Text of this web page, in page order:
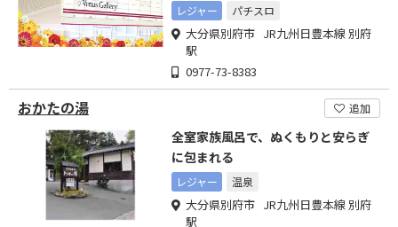
レジャー パチスロ
大分県別府市 JR九州日豊本線 別府
駅
0977-73-8383
おかたの湯 追加
全室家族風呂で、ぬくもりと安らぎ
に包まれる
レジャー 温泉
大分県別府市 JR九州日豊本線 別府
駅